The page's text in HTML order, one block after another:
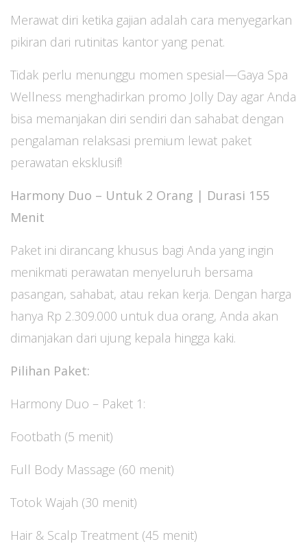
Merawat diri ketika gajian adalah cara menyegarkan
pikiran dari rutinitas kantor yang penat.
Tidak perlu menunggu momen spesial—Gaya Spa
Wellness menghadirkan promo Jolly Day agar Anda
bisa memanjakan diri sendiri dan sahabat dengan
pengalaman relaksasi premium lewat paket
perawatan eksklusif!
Harmony Duo – Untuk 2 Orang | Durasi 155
Menit
Paket ini dirancang khusus bagi Anda yang ingin
menikmati perawatan menyeluruh bersama
pasangan, sahabat, atau rekan kerja. Dengan harga
hanya Rp 2.309.000 untuk dua orang, Anda akan
dimanjakan dari ujung kepala hingga kaki.
Pilihan Paket:
Harmony Duo – Paket 1:
Footbath (5 menit)
Full Body Massage (60 menit)
Totok Wajah (30 menit)
Hair & Scalp Treatment (45 menit)